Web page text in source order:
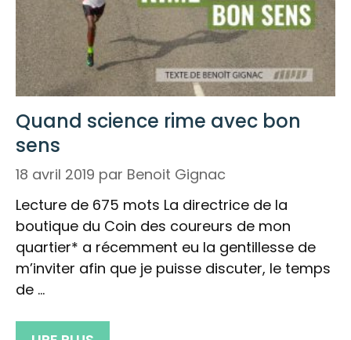
Quand science rime avec bon
sens
18 avril 2019 par Benoit Gignac
Lecture de 675 mots La directrice de la
boutique du Coin des coureurs de mon
quartier* a récemment eu la gentillesse de
m’inviter afin que je puisse discuter, le temps
de …